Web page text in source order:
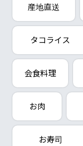
産地直送
タコライス
会食料理
お肉
お寿司